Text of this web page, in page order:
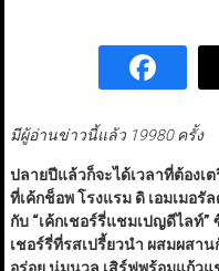
มีผู้อ่านข่าวนี้แล้ว 19980 ครั้ง
ปลายปีแล้วก็จะได้เวลาที่ต้องเ
ที่เค้กช็อพ โรงแรม ดิ เอมเมอรั
กับ “เค้กเชอร์รี่แชมเปญดีไลท์
เชอร์รี่ที่รสเปรี้ยวนำ ผสมผสา